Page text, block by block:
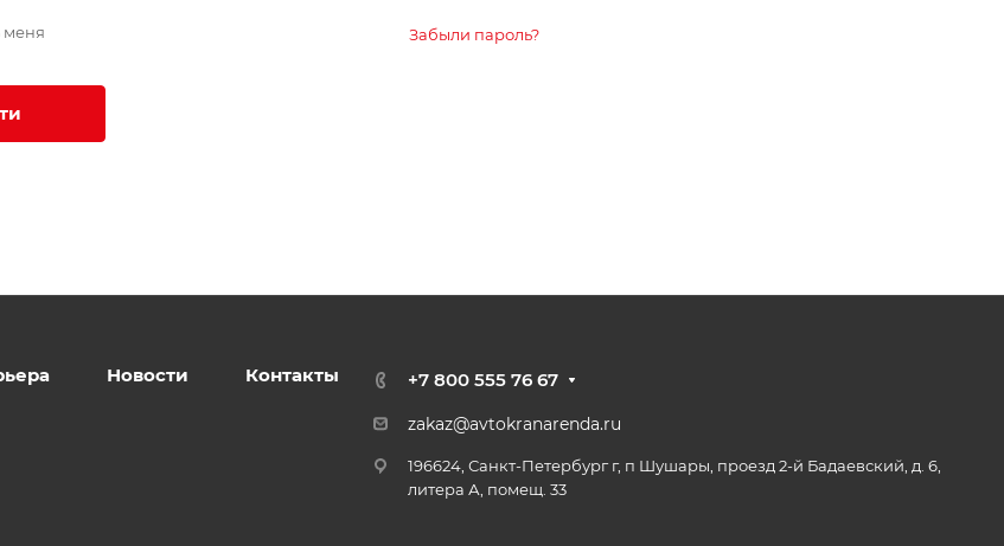
меня Забыли пароль?
Новости Контакты +7 800 555 76 67
zakaz@avtokranarenda.ru
196624, Санкт-Петербург г, п Шушары, проезд 2-й Бадаевский, д. 6,
литера А, помещ. 33